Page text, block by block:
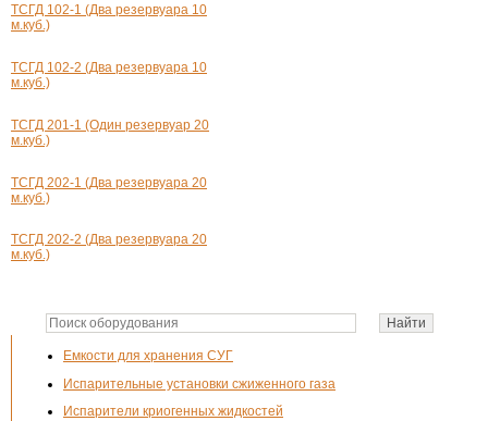
Емкости для хранения СУГ
Испарительные установки сжиженного газа
Испарители криогенных жидкостей
ТСГД 102-1 (Два резервуара 10
м.куб.)
ТСГД 102-2 (Два резервуара 10
м.куб.)
ТСГД 201-1 (Один резервуар 20
м.куб.)
ТСГД 202-1 (Два резервуара 20
м.куб.)
ТСГД 202-2 (Два резервуара 20
м.куб.)